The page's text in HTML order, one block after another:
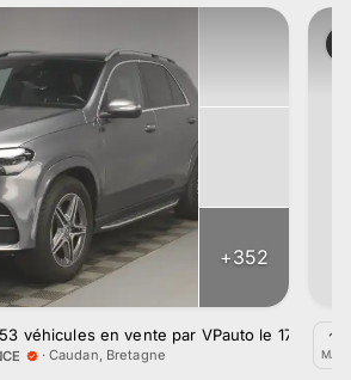
+352
véhicules en vente par VPauto le 17 avril
· Caudan, Bretagne
17